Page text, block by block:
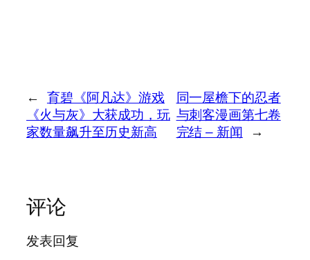
←
育碧《阿凡达》游戏
《火与灰》大获成功，玩
家数量飙升至历史新高
同一屋檐下的忍者
与刺客漫画第七卷
完结 – 新闻
→
评论
发表回复